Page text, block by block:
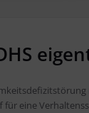
eine